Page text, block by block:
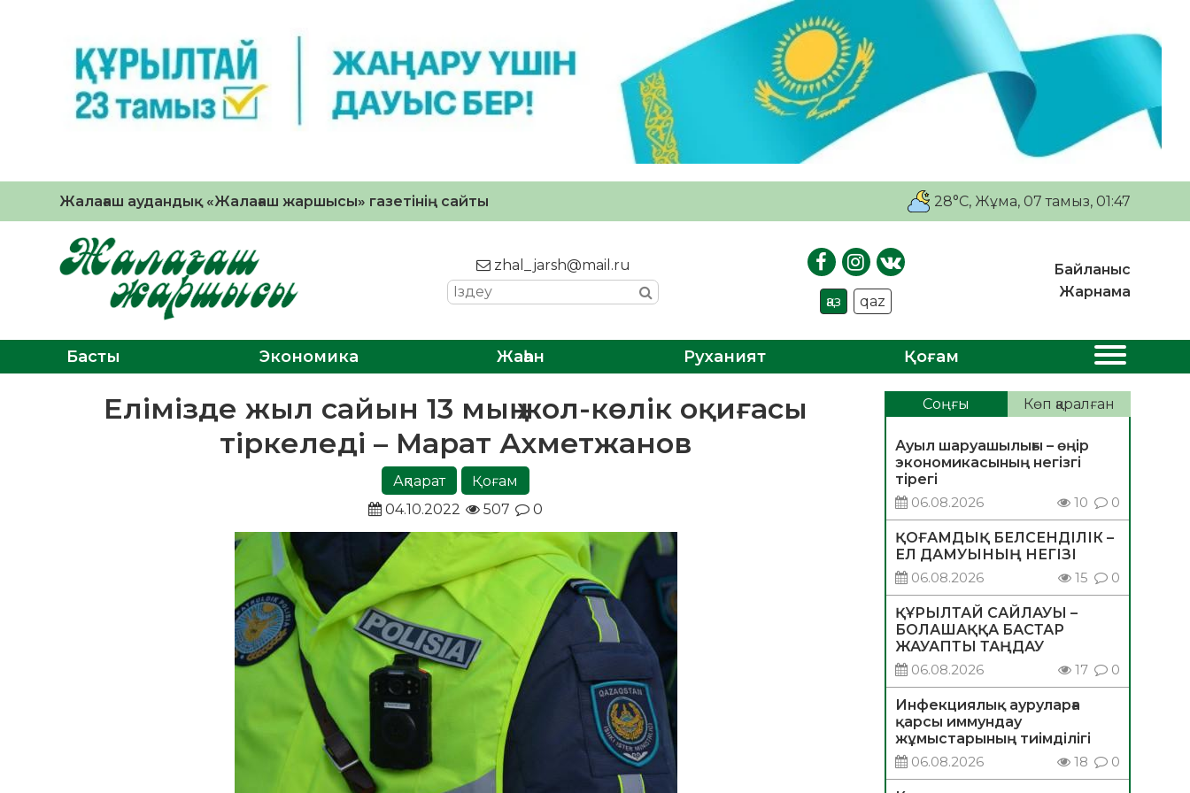
Жалағаш аудандық «Жалағаш жаршысы» газетінің сайты 28°C, Жұма, 07 тамыз, 01:47
zhal_jarsh@mail.ru
қаз qaz
Байланыс
Жарнама
Басты Экономика Жаһан Руханият Қоғам
Елімізде жыл сайын 13 мың жол-көлік оқиғасы
тіркеледі – Марат Ахметжанов
Ақпарат
Қоғам
04.10.2022
507 0
Соңғы Көп қаралған
Ауыл шаруашылығы – өңір
экономикасының негізгі
тірегі
06.08.2026
10 0
ҚОҒАМДЫҚ БЕЛСЕНДІЛІК –
ЕЛ ДАМУЫНЫҢ НЕГІЗІ
06.08.2026
15 0
ҚҰРЫЛТАЙ САЙЛАУЫ –
БОЛАШАҚҚА БАСТАР
ЖАУАПТЫ ТАҢДАУ
06.08.2026
17 0
Инфекциялық ауруларға
қарсы иммундау
жұмыстарының тиімділігі
06.08.2026
18 0